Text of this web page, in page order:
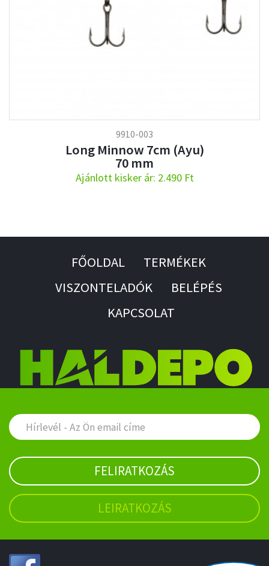
9910-003
Long Minnow 7cm (Ayu)
70 mm
Ajánlott kisker ár: 2.490 Ft
FŐOLDAL
TERMÉKEK
VISZONTELADÓK
BELÉPÉS
KAPCSOLAT
FELIRATKOZÁS
LEIRATKOZÁS